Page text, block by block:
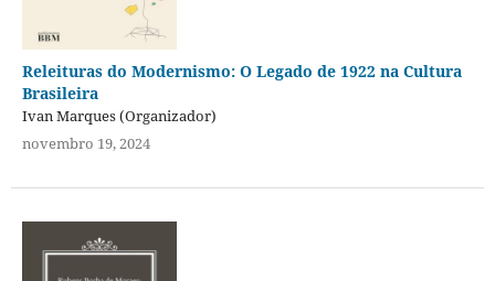
Releituras do Modernismo: O Legado de 1922 na Cultura
Brasileira
Ivan Marques (Organizador)
novembro 19, 2024